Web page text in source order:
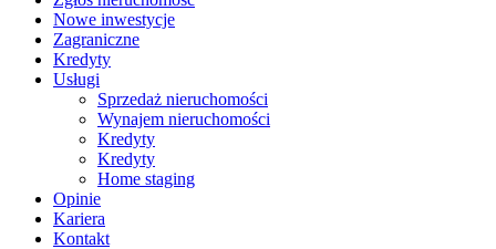
Nowe inwestycje
Zagraniczne
Kredyty
Usługi
Sprzedaż nieruchomości
Wynajem nieruchomości
Kredyty
Kredyty
Home staging
Opinie
Kariera
Kontakt